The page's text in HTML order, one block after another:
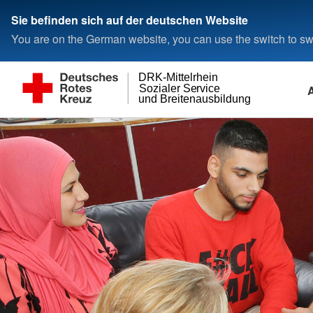
Sie befinden sich auf der deutschen Website
You are on the German website, you can use the switch to
und Breitenausbildung
Sozialer Service
DRK-Mittelrhein
Sozialer Service
HausnotrufService
DRK-Watch
Ambulante Pflege
Kinderkrankenpflege
Pflegestützpunkt
Wohnen mit Service
Haus der Begegnung
Demenzbetreuung
Kleidershop
Breitenausbildung
Erste Hilfe für
Betreuungseinr.
Ausbildung in Erster
(Rotkreuzkurs)
Erste Hilfe
Automatisierte
Defibrillation (AED)
Erste Hilfe am Kind
Notfalltraining
Mega-Code
Presse, Service &
Veranstaltungen
Aktuelle Meldungen
Mitwirken
Stellenangebote
Über uns
Die Geschäftsführung
Der Aufsichtsrat
Grundsätze
Ansprechpartner